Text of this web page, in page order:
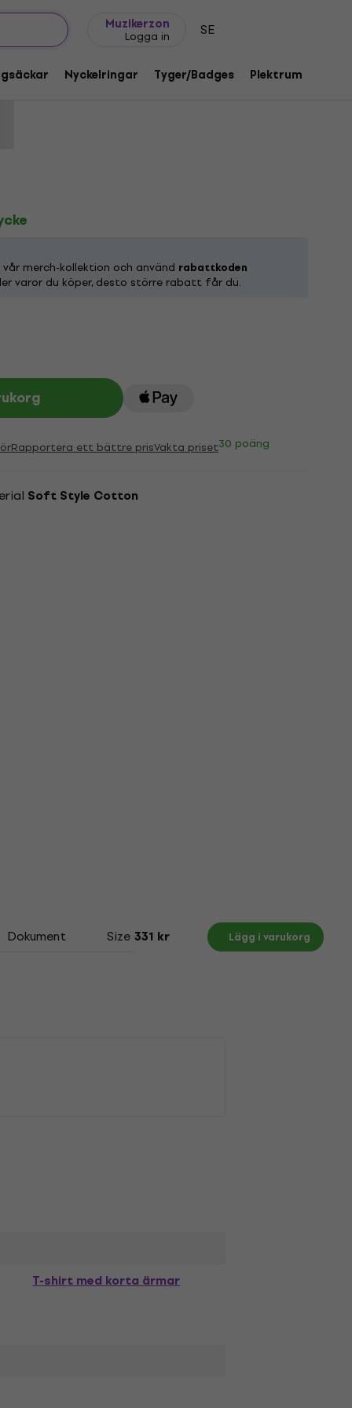
Muzikerzon
Logga in SE
Nyckelringar Tyger/Badges Plektrum
Black M Skjorta
1219117
merch-kollektion och använd rabattkoden
varor du köper, desto större rabatt får du.
Rapportera ett bättre prisVakta priset30 poäng
Soft Style Cotton
Dokument Size Chart
331 kr Lägg i varukorg
T-shirt med korta ärmar